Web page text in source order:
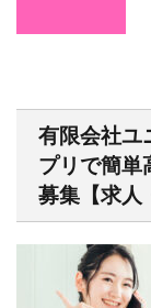
有限会社ユ
プリで簡単
募集【求人